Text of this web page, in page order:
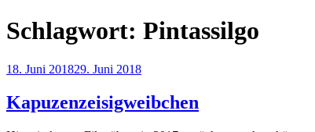
Schlagwort: Pintassilgo
Veröffentlicht
18. Juni 201829. Juni 2018
Kapuzenzeisigweibchen